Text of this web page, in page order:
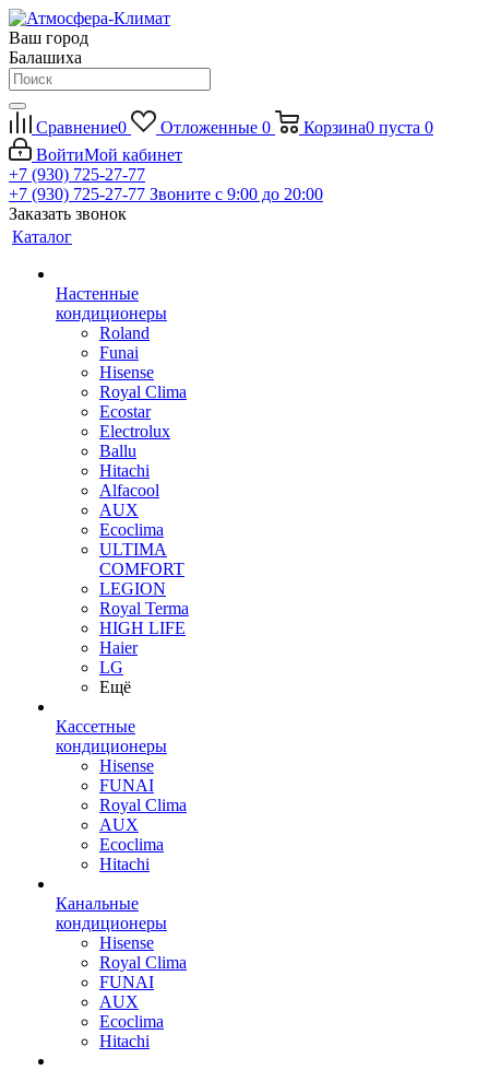
Ваш город
Балашиха
Сравнение0 Отложенные 0 Корзина0 пуста 0
ВойтиМой кабинет
+7 (930) 725-27-77
+7 (930) 725-27-77 Звоните с 9:00 до 20:00
Заказать звонок
Каталог
Настенные
кондиционеры
Roland
Funai
Hisense
Royal Clima
Ecostar
Electrolux
Ballu
Hitachi
Alfacool
AUX
Ecoclima
ULTIMA
COMFORT
LEGION
Royal Terma
HIGH LIFE
Haier
LG
Ещё
Кассетные
кондиционеры
Hisense
FUNAI
Royal Clima
AUX
Ecoclima
Hitachi
Канальные
кондиционеры
Hisense
Royal Clima
FUNAI
AUX
Ecoclima
Hitachi